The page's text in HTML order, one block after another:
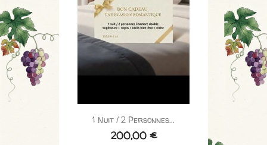
1 Nuit / 2 Personnes...
200,00 €